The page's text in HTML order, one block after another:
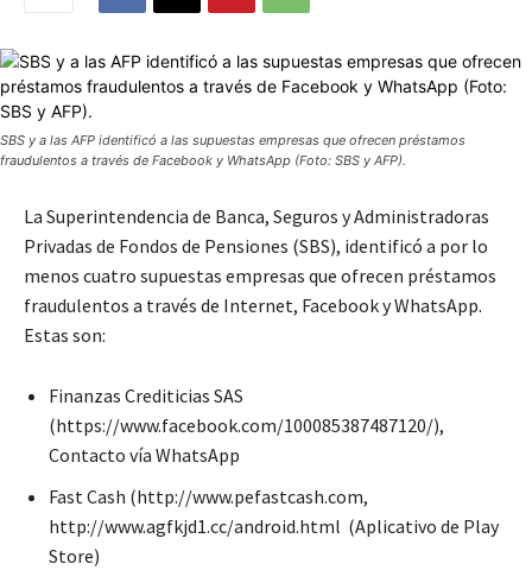
SBS y a las AFP identificó a las supuestas empresas que ofrecen préstamos
fraudulentos a través de Facebook y WhatsApp (Foto: SBS y AFP).
La Superintendencia de Banca, Seguros y Administradoras
Privadas de Fondos de Pensiones (SBS), identificó a por lo
menos cuatro supuestas empresas que ofrecen préstamos
fraudulentos a través de Internet, Facebook y WhatsApp.
Estas son:
Finanzas Crediticias SAS
(https://www.facebook.com/100085387487120/),
Contacto vía WhatsApp
Fast Cash (http://www.pefastcash.com,
http://www.agfkjd1.cc/android.html (Aplicativo de Play
Store)